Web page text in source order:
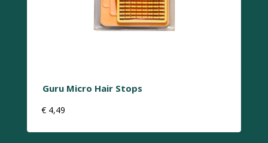
Guru Micro Hair Stops
€ 4,49